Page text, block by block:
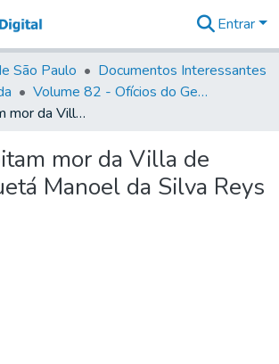
&
Coleções
Tudo na
Biblioteca
Estatísticas
Entrar
São Paulo
Documentos Interessantes
Volume 82 - Ofícios do General Martim Lopes Lobo de Saldanha (Governador da Capitania): 1779- 1780
Para o Capitam mor da Villa de Guaratinguetá Manoel da Silva Reys
mor da Villa de
Manoel da Silva Reys